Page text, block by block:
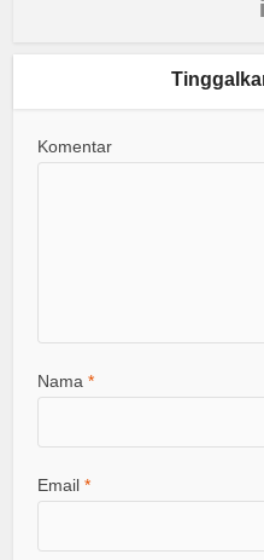
Komentar
Nama*
Email*